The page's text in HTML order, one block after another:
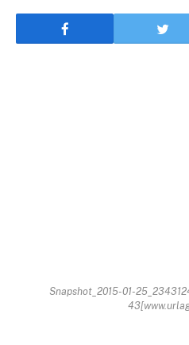
Snapshot_2015-01-